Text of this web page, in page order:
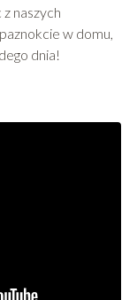
naszych
w domu,
dnia!